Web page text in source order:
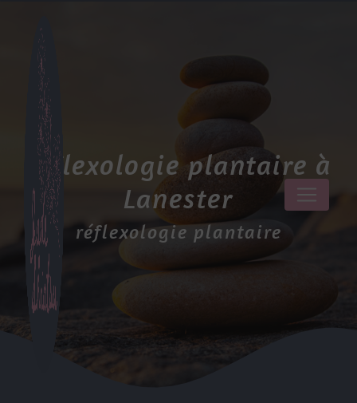
réflexologie plantaire à
Lanester
réflexologie plantaire